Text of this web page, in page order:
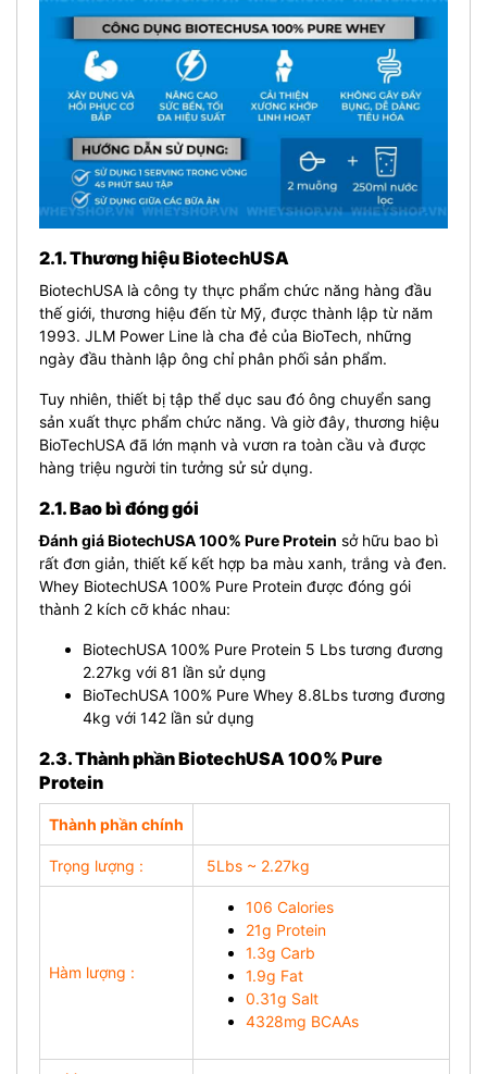
2.1. Thương hiệu BiotechUSA
BiotechUSA là công ty thực phẩm chức năng hàng đầu
thế giới, thương hiệu đến từ Mỹ, được thành lập từ năm
1993. JLM Power Line là cha đẻ của BioTech, những
ngày đầu thành lập ông chỉ phân phối sản phẩm.
Tuy nhiên, thiết bị tập thể dục sau đó ông chuyển sang
sản xuất thực phẩm chức năng. Và giờ đây, thương hiệu
BioTechUSA đã lớn mạnh và vươn ra toàn cầu và được
hàng triệu người tin tưởng sử sử dụng.
2.1. Bao bì đóng gói
Đánh giá BiotechUSA 100% Pure Protein sở hữu bao bì
rất đơn giản, thiết kế kết hợp ba màu xanh, trắng và đen.
Whey BiotechUSA 100% Pure Protein được đóng gói
thành 2 kích cỡ khác nhau:
BiotechUSA 100% Pure Protein 5 Lbs tương đương
2.27kg với 81 lần sử dụng
BioTechUSA 100% Pure Whey 8.8Lbs tương đương
4kg với 142 lần sử dụng
2.3. Thành phần BiotechUSA 100% Pure
Protein
Thành phần chính
Trọng lượng : 5Lbs ~ 2.27kg
Hàm lượng :
106 Calories
21g Protein
1.3g Carb
1.9g Fat
0.31g Salt
4328mg BCAAs